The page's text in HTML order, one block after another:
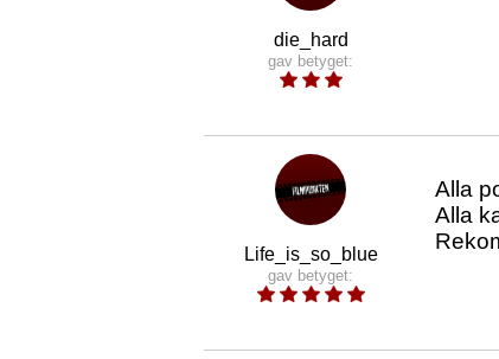
die_hard
gav betyget:
Life_is_so_blue
gav betyget:
Alla
Alla